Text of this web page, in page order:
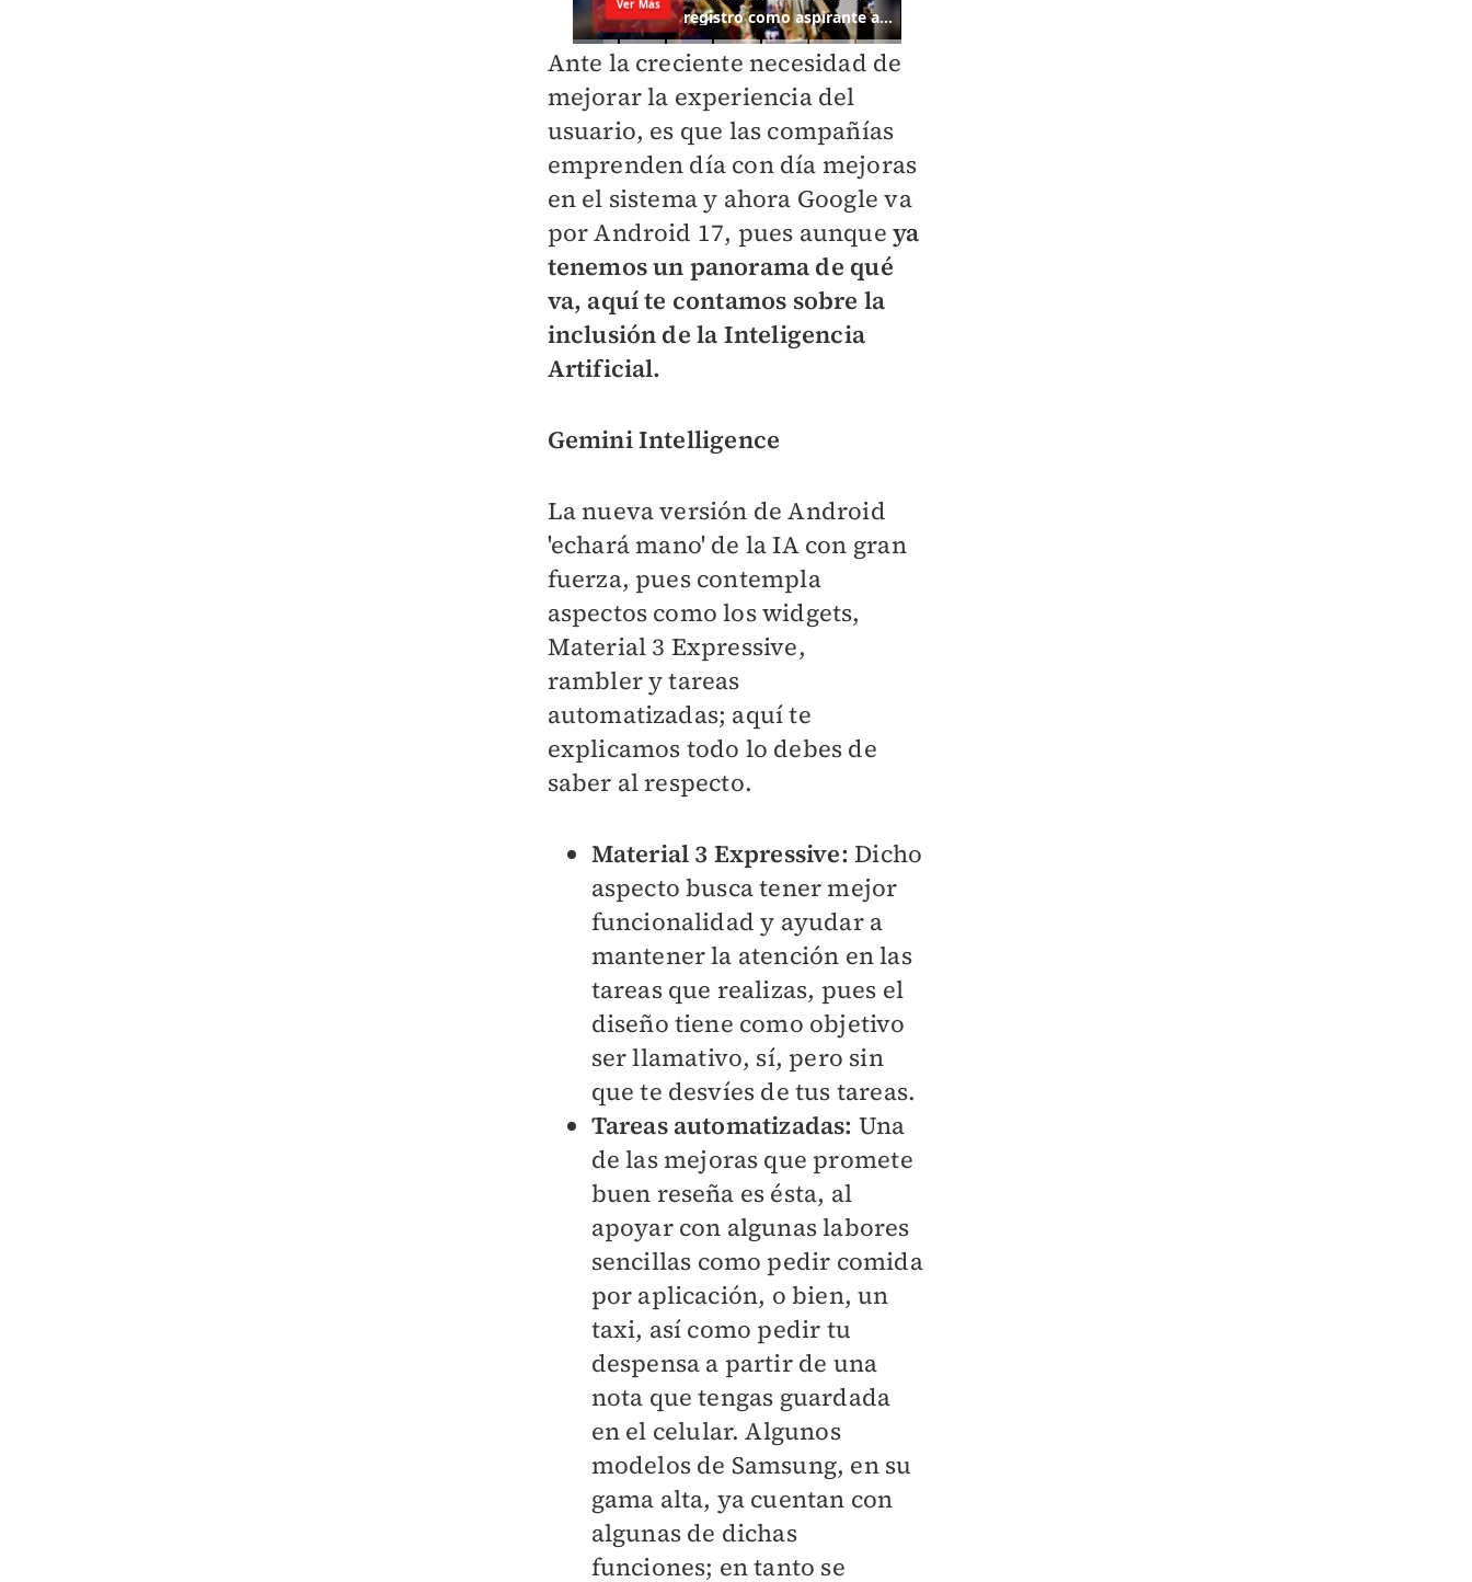
Ante la creciente necesidad de
mejorar la experiencia del
usuario, es que las compañías
emprenden día con día mejoras
en el sistema y ahora Google va
por Android 17, pues aunque ya
tenemos un panorama de qué
va, aquí te contamos sobre la
inclusión de la Inteligencia
Artificial.
Gemini Intelligence
La nueva versión de Android
'echará mano' de la IA con gran
fuerza, pues contempla
aspectos como los widgets,
Material 3 Expressive,
rambler y tareas
automatizadas; aquí te
explicamos todo lo debes de
saber al respecto.
Material 3 Expressive: Dicho
aspecto busca tener mejor
funcionalidad y ayudar a
mantener la atención en las
tareas que realizas, pues el
diseño tiene como objetivo
ser llamativo, sí, pero sin
que te desvíes de tus tareas.
Tareas automatizadas: Una
de las mejoras que promete
buen reseña es ésta, al
apoyar con algunas labores
sencillas como pedir comida
por aplicación, o bien, un
taxi, así como pedir tu
despensa a partir de una
nota que tengas guardada
en el celular. Algunos
modelos de Samsung, en su
gama alta, ya cuentan con
algunas de dichas
funciones; en tanto se